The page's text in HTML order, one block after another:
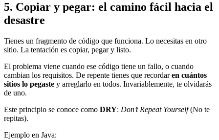
5. Copiar y pegar: el camino fácil hacia el
desastre
Tienes un fragmento de código que funciona. Lo necesitas en otro
sitio. La tentación es copiar, pegar y listo.
El problema viene cuando ese código tiene un fallo, o cuando
cambian los requisitos. De repente tienes que recordaren cuántos
sitios lo pegaste y arreglarlo en todos. Invariablemente, te olvidarás
de uno.
Este principio se conoce como DRY: Don’t Repeat Yourself(No te
repitas).
Ejemplo en Java: